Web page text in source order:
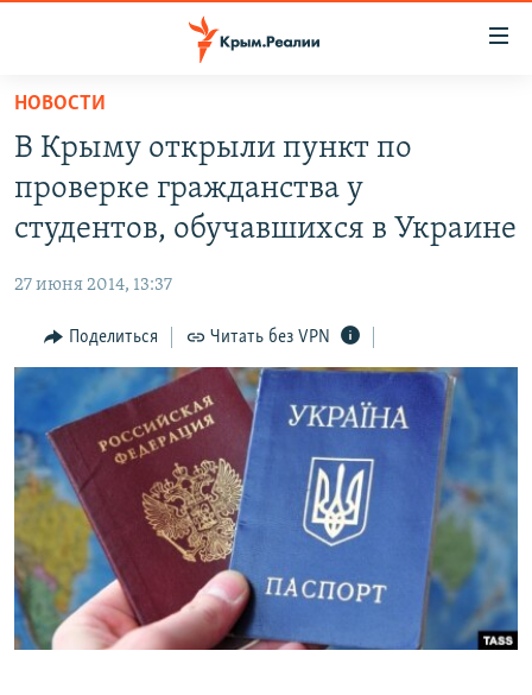
Вернуться
основному
содержанию
Вернутся
главной
Вернутся
СПЕЦПРОЕКТЫ
11 ЛЕТ ОККУПАЦИИ КРЫМА. 11 ИСТОРИЙ СОПРОТИВЛЕНИЯ
ВОДА
ЕЩЕ
ИНТЕРАКТИВ
ИНФОГРАФИКА
ТЕЛЕПРОЕКТ КРЫМ.РЕАЛИИ
СОВЕТЫ ПРАВОЗАЩИТНИКОВ
ПРОПАВШИЕ БЕЗ ВЕСТИ
ПОБЕДИТЕЛЕЙ НЕ СУДЯТ?
КРЫМ.НЕПОКОРЕННЫЙ
ELIFBE
РАДІО СВОБОДА
КАК ОБОЙТИ БЛОКИРОВКУ
Українською
Qırımtatar
ПРИСОЕДИНЯЙТЕСЬ!
НОВОСТИ
В Крыму открыли пункт по
проверке гражданства у
студентов, обучавшихся в Украине
27 июня 2014, 13:37
Поделиться Читать без VPN